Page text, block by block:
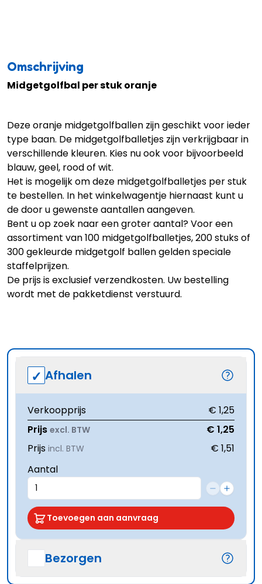
Omschrijving
Midgetgolfbal per stuk oranje
Deze oranje midgetgolfballen zijn geschikt voor ieder
type baan. De midgetgolfballetjes zijn verkrijgbaar in
verschillende kleuren. Kies nu ook voor bijvoorbeeld
blauw,geel, roodof wit.
Het is mogelijk om deze midgetgolfballetjes per stuk
te bestellen. In het winkelwagentje hiernaast kunt u
de door u gewenste aantallen aangeven.
Bent u op zoek naar een groter aantal? Voor een
assortiment van100 midgetgolfballetjes,200 stuksof
300 gekleurde midgetgolf ballen gelden speciale
staffelprijzen.
De prijs is exclusief verzendkosten. Uw bestelling
wordt met de pakketdienst verstuurd.
Afhalen
Verkoopprijs
€ 1,25
Prijs excl. BTW
€ 1,25
Prijs incl. BTW
€ 1,51
Aantal
Toevoegen aan aanvraag
Bezorgen